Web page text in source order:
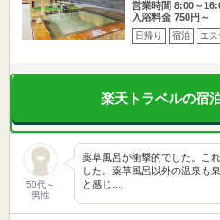
営業時間 8:00～
入浴料金 750円～
日帰り 宿泊 エ
楽天トラベルの宿
50代～
男性
薬草風呂が衝撃的でした。こ
した。薬草風呂以外の温泉も
と感じ…